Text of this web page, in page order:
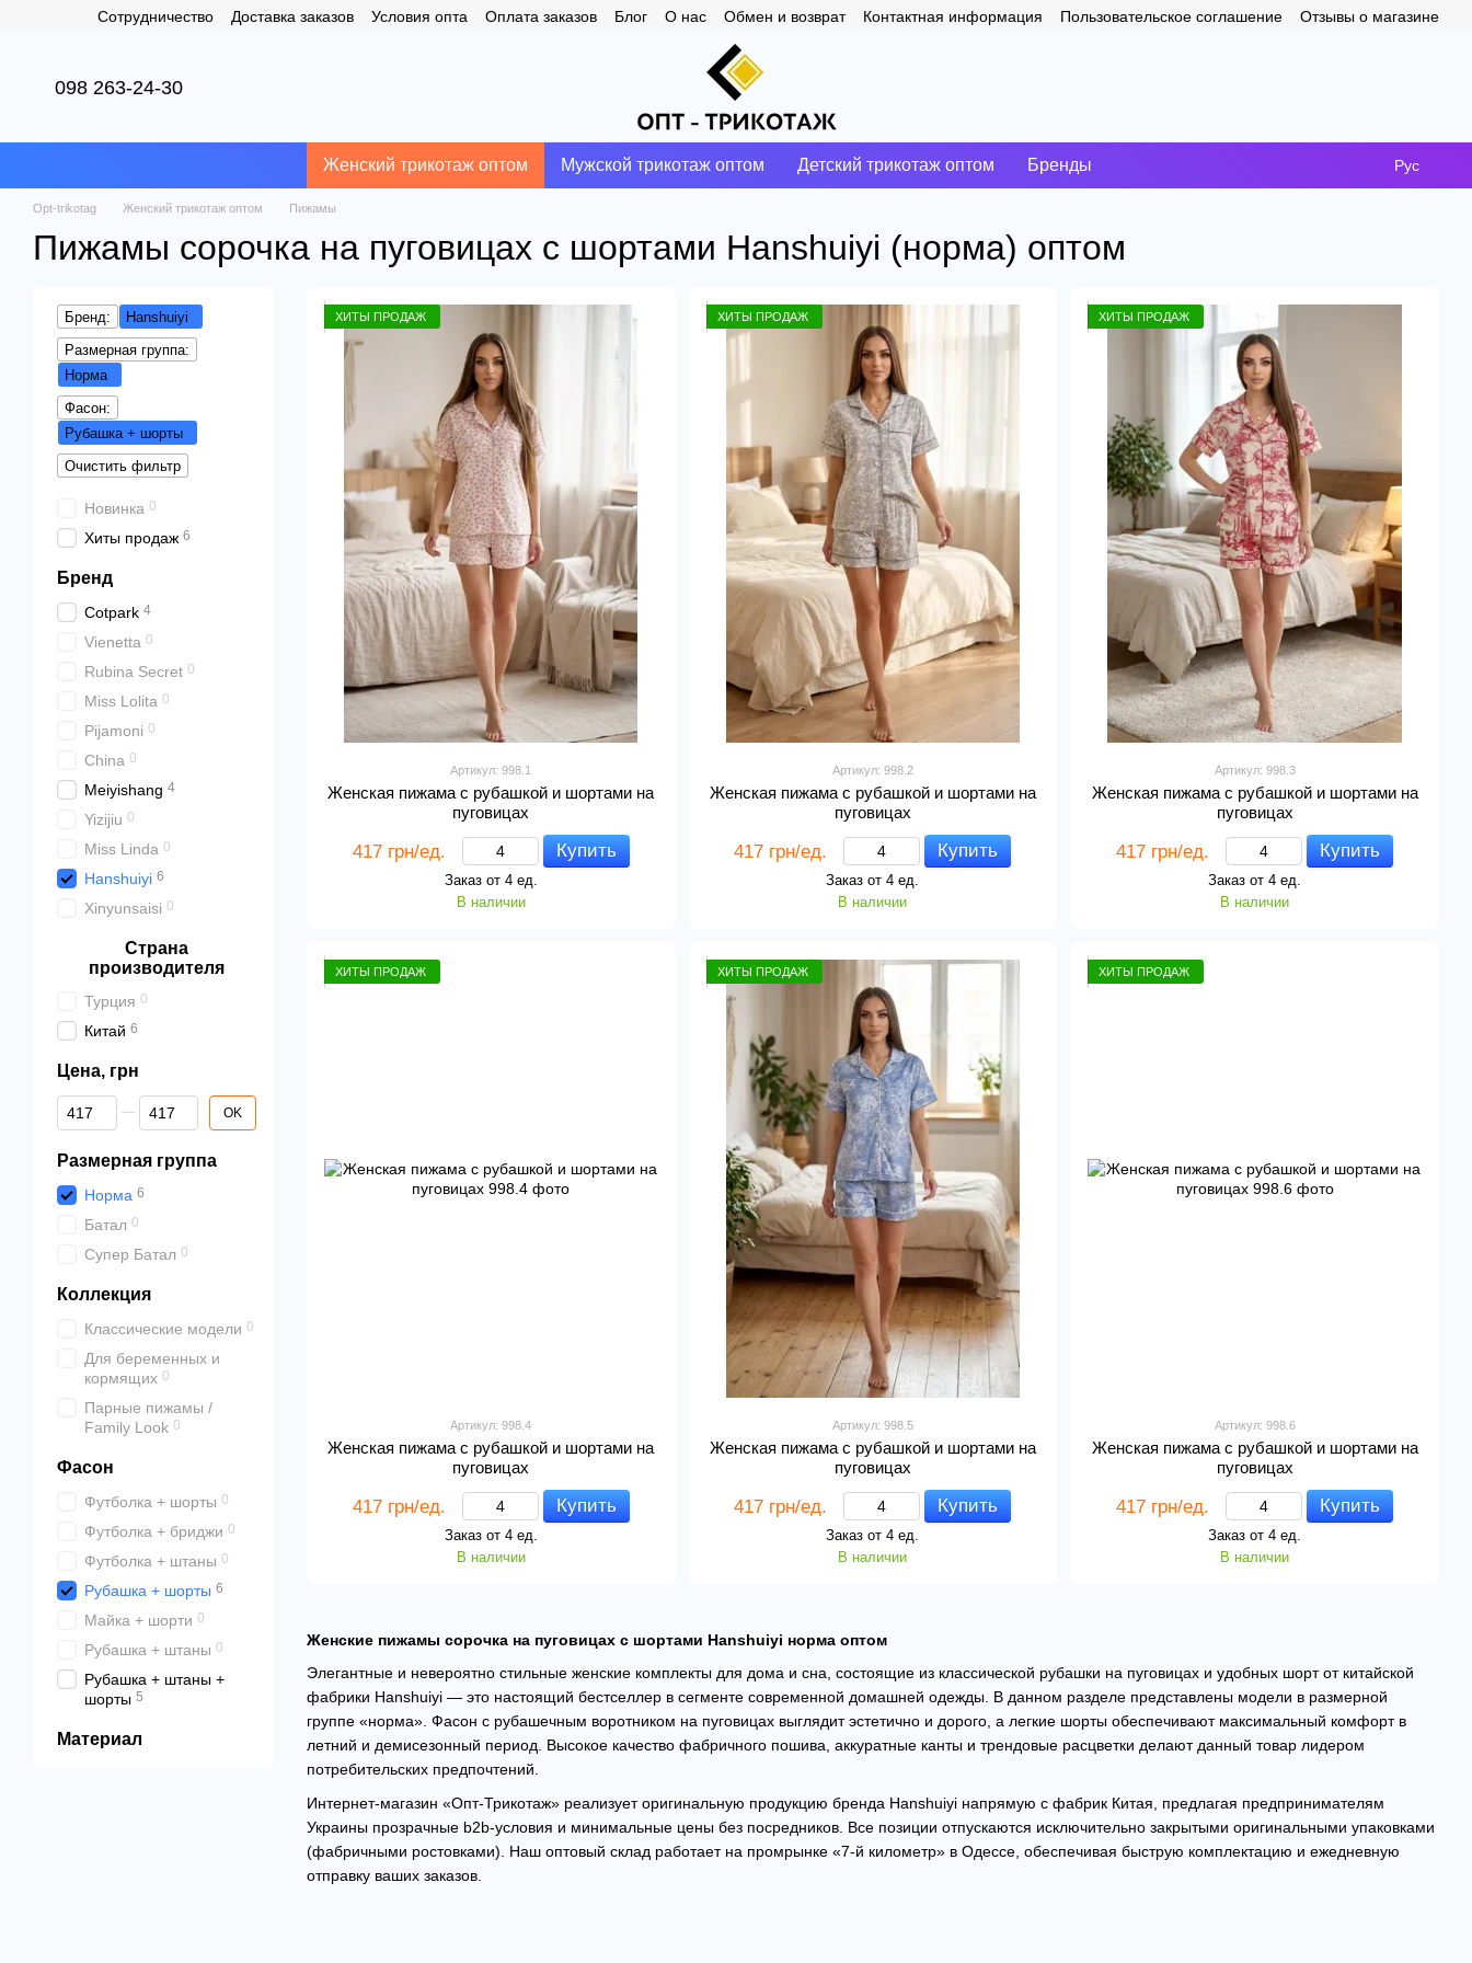
Перейти к основному контенту
Сотрудничество Доставка заказов Условия опта Оплата заказов Блог О нас Обмен и возврат Контактная информация Пользовательское соглашение Отзывы о магазине
098 263-24-30
Женский трикотаж оптом Мужской трикотаж оптом Детский трикотаж оптом Бренды Рус
Opt-trikotag Женский трикотаж оптом Пижамы
Пижамы сорочка на пуговицах с шортами Hanshuiyi (норма) оптом
Женские пижамы сорочка на пуговицах с шортами Hanshuiyi норма оптом
Элегантные и невероятно стильные женские комплекты для дома и сна, состоящие из классической рубашки на пуговицах и удобных шорт от китайской
фабрики Hanshuiyi — это настоящий бестселлер в сегменте современной домашней одежды. В данном разделе представлены модели в размерной
группе «норма». Фасон с рубашечным воротником на пуговицах выглядит эстетично и дорого, а легкие шорты обеспечивают максимальный комфорт в
летний и демисезонный период. Высокое качество фабричного пошива, аккуратные канты и трендовые расцветки делают данный товар лидером
потребительских предпочтений.
Интернет-магазин «Опт-Трикотаж» реализует оригинальную продукцию бренда Hanshuiyi напрямую с фабрик Китая, предлагая предпринимателям
Украины прозрачные b2b-условия и минимальные цены без посредников. Все позиции отпускаются исключительно закрытыми оригинальными упаковками
(фабричными ростовками). Наш оптовый склад работает на промрынке «7-й километр» в Одессе, обеспечивая быструю комплектацию и ежедневную
отправку ваших заказов.
ХИТЫ ПРОДАЖ
Артикул: 998.1
Женская пижама с рубашкой и шортами на
пуговицах
417 грн/ед. Купить
Заказ от 4 ед.
В наличии
ХИТЫ ПРОДАЖ
Артикул: 998.2
Женская пижама с рубашкой и шортами на
пуговицах
417 грн/ед. Купить
Заказ от 4 ед.
В наличии
ХИТЫ ПРОДАЖ
Артикул: 998.3
Женская пижама с рубашкой и шортами на
пуговицах
417 грн/ед. Купить
Заказ от 4 ед.
В наличии
ХИТЫ ПРОДАЖ
Артикул: 998.4
Женская пижама с рубашкой и шортами на
пуговицах
417 грн/ед. Купить
Заказ от 4 ед.
В наличии
ХИТЫ ПРОДАЖ
Артикул: 998.5
Женская пижама с рубашкой и шортами на
пуговицах
417 грн/ед. Купить
Заказ от 4 ед.
В наличии
ХИТЫ ПРОДАЖ
Артикул: 998.6
Женская пижама с рубашкой и шортами на
пуговицах
417 грн/ед. Купить
Заказ от 4 ед.
В наличии
Бренд:
Hanshuiyi
Размерная группа:
Норма
Фасон:
Рубашка + шорты
Очистить фильтр
Новинка 0
Хиты продаж 6
Бренд
Cotpark 4
Vienetta 0
Rubina Secret 0
Miss Lolita 0
Pijamoni 0
China 0
Meiyishang 4
Yizijiu 0
Miss Linda 0
Hanshuiyi 6
Xinyunsaisi 0
Страна
производителя
Турция 0
Китай 6
Цена, грн
От Цена, грн
До Цена, грн OK
Размерная группа
Норма 6
Батал 0
Супер Батал 0
Коллекция
Классические модели 0
Для беременных и
кормящих 0
Парные пижамы /
Family Look 0
Фасон
Футболка + шорты 0
Футболка + бриджи 0
Футболка + штаны 0
Рубашка + шорты 6
Майка + шорти 0
Рубашка + штаны 0
Рубашка + штаны +
шорты 5
Материал